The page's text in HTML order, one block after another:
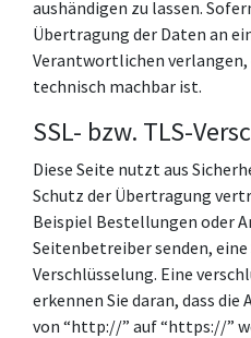
aushändigen zu lassen.
Übertragung der Daten an
Verantwortlichen
technisch machbar ist.
SSL- bzw. TLS-
Diese Seite nutzt aus
Schutz der Übertragung
Beispiel Bestellungen oder
Seitenbetreiber senden, eine
Verschlüsselung. Eine
erkennen Sie daran, dass die
von “http://” auf “https://”